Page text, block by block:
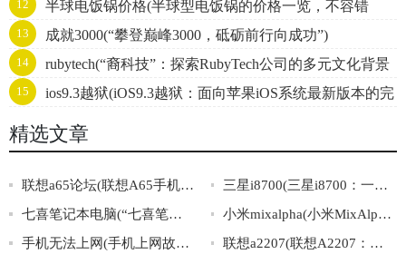
法)
12
半球电饭锅价格(半球型电饭锅的价格一览，不容错
过！)
13 成就3000(“攀登巅峰3000，砥砺前行向成功”)
14
rubytech(“裔科技”：探索RubyTech公司的多元文化背景
及其影响)
15
ios9.3越狱(iOS9.3越狱：面向苹果iOS系统最新版本的完
美越狱攻略)
精选文章
联想a65论坛(联想A65手机用户论坛：分享使用心得，解决问题交流技巧)
三星i8700(三星i8700：一款引领智能手机新潮流的力作)
七喜笔记本电脑(“七喜笔记本电脑”的优势和购买攻略)
小米mixalpha(小米MixAlpha：全景屏智能手机的未来之路)
手机无法上网(手机上网故障排查技巧大全)
联想a2207(联想A2207：轻盈便携，高效办公的理想选择！)